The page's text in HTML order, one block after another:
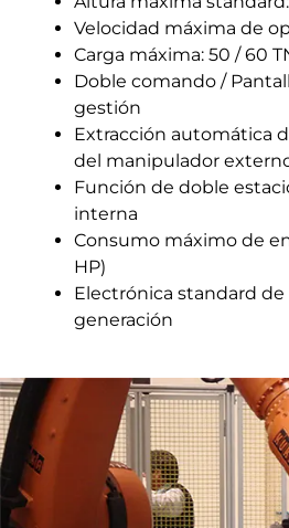
Velocidad máxima de
Carga máxima: 50 / 60
Doble comando /
gestión
Extracción automática
del manipulador
Función de doble
interna
Consumo máximo de
HP)
Electrónica standard
generación